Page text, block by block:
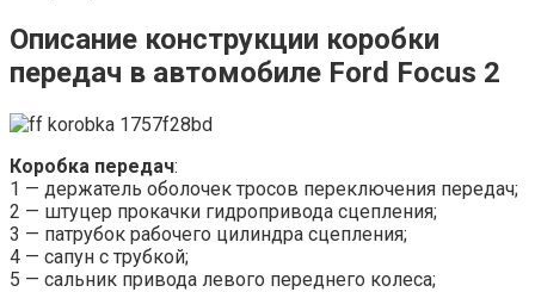
Описание конструкции коробки
передач в автомобиле Ford Focus 2
Коробка передач:
1 — держатель оболочек тросов переключения передач;
2 — штуцер прокачки гидропривода сцепления;
3 — патрубок рабочего цилиндра сцепления;
4 — сапун с трубкой;
5 — сальник привода левого переднего колеса;